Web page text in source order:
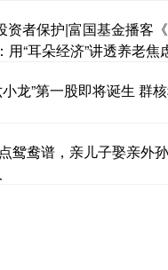
资者保护|富国基金播客
用“耳朵经济”讲透养老焦
龙”第一股即将诞生 群
鸳鸯谱，亲儿子娶亲外